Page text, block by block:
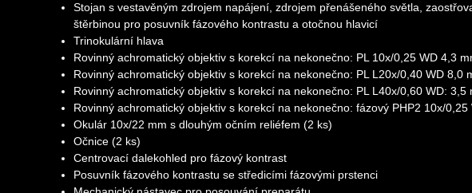
Stojan s vestavěným zdrojem napájení, zdrojem přenášeného světla,
štěrbinou pro posuvník fázového kontrastu a otočnou hlavicí
Trinokulární hlava
Rovinný achromatický objektiv s korekcí na nekonečno: PL 10x/0,25 WD 4,3
Rovinný achromatický objektiv s korekcí na nekonečno: PL L20х/0,40 WD 8,0
Rovinný achromatický objektiv s korekcí na nekonečno: PL L40х/0,60 WD: 3,5
Rovinný achromatický objektiv s korekcí na nekonečno: fázový PHP2 10x/0,25
Okulár 10x/22 mm s dlouhým očním reliéfem (2 ks)
Očnice (2 ks)
Centrovací dalekohled pro fázový kontrast
Posuvník fázového kontrastu se středicími fázovými prstenci